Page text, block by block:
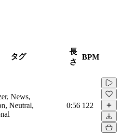
タグ
長
さ
BPM
News,
Neutral,
0:56 122